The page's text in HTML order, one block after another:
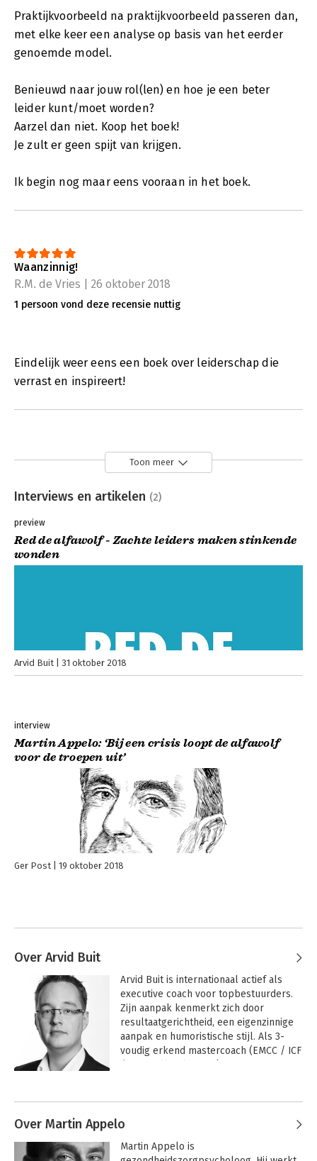
Praktijkvoorbeeld na praktijkvoorbeeld passeren dan,
met elke keer een analyse op basis van het eerder
genoemde model.
Benieuwd naar jouw rol(len) en hoe je een beter
leider kunt/moet worden?
Aarzel dan niet. Koop het boek!
Je zult er geen spijt van krijgen.
Ik begin nog maar eens vooraan in het boek.
Waanzinnig!
R.M. de Vries | 26 oktober 2018
1 persoon vond deze recensie nuttig
Eindelijk weer eens een boek over leiderschap die
verrast en inspireert!
Toon meer
Interviews en artikelen (2)
preview
Red de alfawolf - Zachte leiders maken stinkende
wonden
Arvid Buit 31 oktober 2018
interview
Martin Appelo: ‘Bij een crisis loopt de alfawolf
voor de troepen uit’
Ger Post 19 oktober 2018
Over Arvid Buit
Arvid Buit is internationaal actief als
executive coach voor topbestuurders.
Zijn aanpak kenmerkt zich door
resultaatgerichtheid, een eigenzinnige
aanpak en humoristische stijl. Als 3-
voudig erkend mastercoach (EMCC / ICF
moderator van inhoudelijke
leiderschapspersoonlijkheden maakt
Over Martin Appelo
Martin Appelo is